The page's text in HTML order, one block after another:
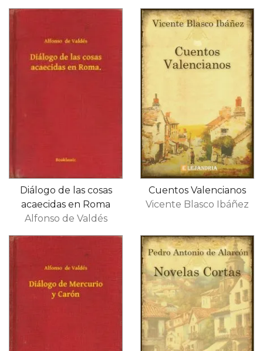
Diálogo de las cosas
acaecidas en Roma
Alfonso de Valdés
Cuentos Valencianos
Vicente Blasco Ibáñez